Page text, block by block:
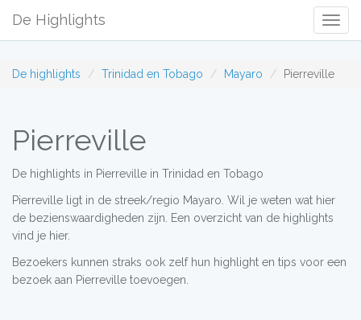
De Highlights
De highlights Trinidad en Tobago Mayaro Pierreville
Pierreville
De highlights in Pierreville in Trinidad en Tobago
Pierreville ligt in de streek/regio Mayaro. Wil je weten wat hier
de bezienswaardigheden zijn. Een overzicht van de highlights
vind je hier.
Bezoekers kunnen straks ook zelf hun highlight en tips voor een
bezoek aan Pierreville toevoegen.